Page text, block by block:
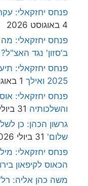
פנחס יחזקאלי:
4 באוגוסט 2026
פנחס יחזקאלי:
ב'סזון' נגד האצ"ל?
פנחס יחזקאלי:
2025 ואילך
1 באוגוסט 2026
פנחס יחזקאלי:
והשלכותיה 31 ביולי 2026
גרשון הכהן: כן
שלום' 31 ביולי 2026
פנחס יחזקאלי:
הכאוס לקיפאון
משה כהן אליה: